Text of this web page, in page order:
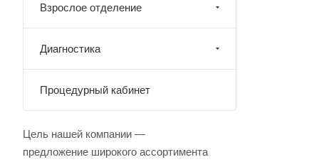
Взрослое отделение
Диагностика
Процедурный кабинет
Цель нашей компании —
предложение широкого ассортимента